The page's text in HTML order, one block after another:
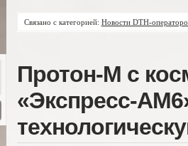
Связано с категорией: Новости DTH-
Протон-М с
«Экспресс-